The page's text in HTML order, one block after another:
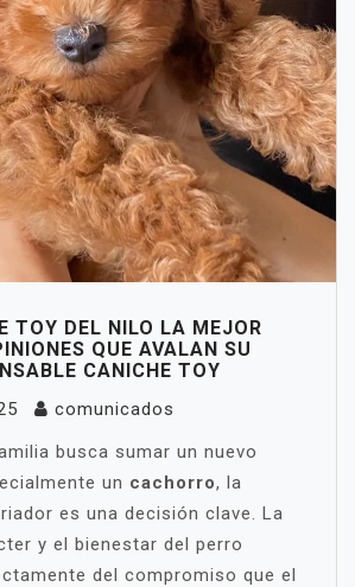
TOY DEL NILO LA MEJOR
QUE AVALAN SU
CANICHE TOY
comunicados
busca sumar un nuevo
un cachorro, la
es una decisión clave. La
y el bienestar del perro
del compromiso que el